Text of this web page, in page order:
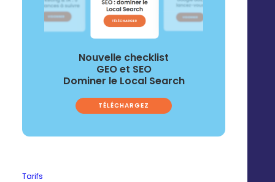
Nouvelle checklist
GEO et SEO
Dominer le Local Search
TÉLÉCHARGEZ
Tarifs
Google Forms